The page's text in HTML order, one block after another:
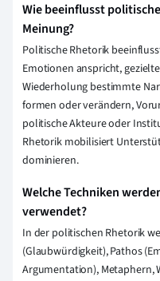
Wie beeinflusst
Meinung?
Politische Rhetorik
Emotionen anspricht,
Wiederholung bestimmte
formen oder verändern,
politische Akteure oder
Rhetorik mobilisiert
dominieren.
Welche Techniken
verwendet?
In der politischen Rhetorik
(Glaubwürdigkeit), Pathos
Argumentation), Metaphern,